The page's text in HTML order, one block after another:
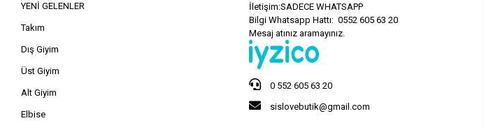
YENİ GELENLER
Takım
Dış Giyim
Üst Giyim
Alt Giyim
Elbise
İletişim:SADECE WHATSAPP
Bilgi Whatsapp Hattı: 0552 605 63 20
Mesaj atınız aramayınız.
0 552 605 63 20
sislovebutik@gmail.com